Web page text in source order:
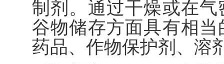
制剂。通过干燥或在
谷物储存方面具有相
药品、作物保护剂、溶